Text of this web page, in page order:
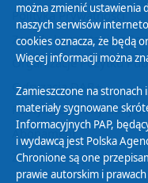
Polityka Prywatności
Zasady korzystania z
Organizacje Pożytku
Cyfryzacja DAB+
Polityka ochrony
Abonament
Zamówienia publiczne
można zmienić ustawienia
naszych serwisów
cookies oznacza, że będą
Więcej informacji można
Zamieszczone na
materiały sygnowane
Informacyjnych PAP,
i wydawcą jest Polska
Chronione są one
prawie autorskim i